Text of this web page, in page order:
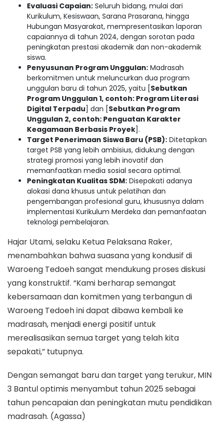
Evaluasi Capaian: Seluruh bidang, mulai dari
Kurikulum, Kesiswaan, Sarana Prasarana, hingga
Hubungan Masyarakat, mempresentasikan laporan
capaiannya di tahun 2024, dengan sorotan pada
peningkatan prestasi akademik dan non-akademik
siswa.
Penyusunan Program Unggulan: Madrasah
berkomitmen untuk meluncurkan dua program
unggulan baru di tahun 2025, yaitu [Sebutkan
Program Unggulan 1, contoh: Program Literasi
Digital Terpadu] dan [Sebutkan Program
Unggulan 2, contoh: Penguatan Karakter
Keagamaan Berbasis Proyek].
Target Penerimaan Siswa Baru (PSB): Ditetapkan
target PSB yang lebih ambisius, didukung dengan
strategi promosi yang lebih inovatif dan
memanfaatkan media sosial secara optimal.
Peningkatan Kualitas SDM: Disepakati adanya
alokasi dana khusus untuk pelatihan dan
pengembangan profesional guru, khususnya dalam
implementasi Kurikulum Merdeka dan pemanfaatan
teknologi pembelajaran.
Hajar Utami, selaku Ketua Pelaksana Raker,
menambahkan bahwa suasana yang kondusif di
Waroeng Tedoeh sangat mendukung proses diskusi
yang konstruktif. “Kami berharap semangat
kebersamaan dan komitmen yang terbangun di
Waroeng Tedoeh ini dapat dibawa kembali ke
madrasah, menjadi energi positif untuk
merealisasikan semua target yang telah kita
sepakati,” tutupnya.
Dengan semangat baru dan target yang terukur, MIN
3 Bantul optimis menyambut tahun 2025 sebagai
tahun pencapaian dan peningkatan mutu pendidikan
madrasah. (Agassa)